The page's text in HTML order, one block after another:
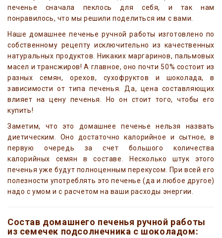
печенье сначала пеклось для себя, и так нам
понравилось, что мы решили поделиться им с вами.
Наше домашнее печенье ручной работы изготовлено по
собственному рецепту исключительно из качественных
натуральных продуктов. Никаких маргаринов, пальмовых
масел и трансжиров! А главное, оно почти 50% состоит из
разных семян, орехов, сухофруктов и шоколада, в
зависимости от типа печенья. Да, цена составляющих
влияет на цену печенья. Но он стоит того, чтобы его
купить!
Заметим, что это домашнее печенье нельзя назвать
диетическим. Оно достаточно калорийное и сытное, в
первую очередь за счет большого количества
калорийных семян в составе. Несколько штук этого
печенья уже будут полноценным перекусом. При всей его
полезности употреблять это печенье (да и любое другое)
надо с умом и с расчетом на ваши расходы энергии.
Состав домашнего печенья ручной работы
из семечек подсолнечника с шоколадом: